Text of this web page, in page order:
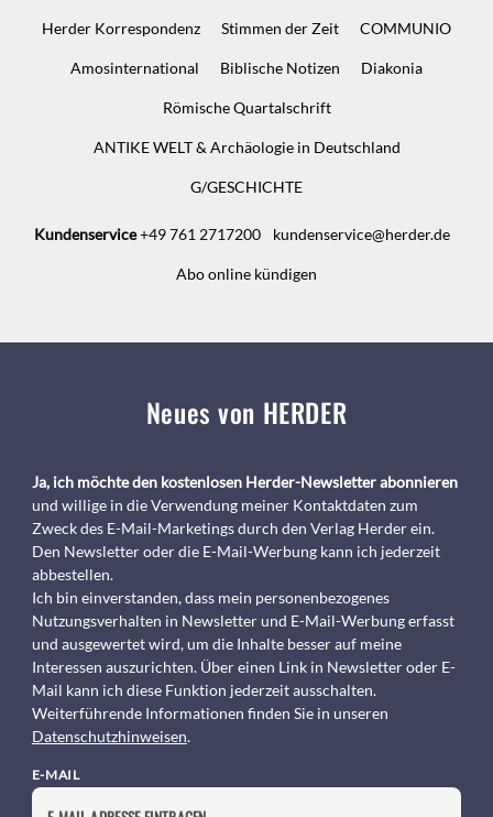
Herder Korrespondenz Stimmen der Zeit COMMUNIO
Amosinternational Biblische Notizen Diakonia
Römische Quartalschrift
ANTIKE WELT & Archäologie in Deutschland
G/GESCHICHTE
Kundenservice+49 761 2717200 kundenservice@herder.de
Abo online kündigen
Neues von HERDER
Ja, ich möchte den kostenlosen Herder-Newsletter abonnieren
und willige in die Verwendung meiner Kontaktdaten zum
Zweck des E-Mail-Marketings durch den Verlag Herder ein.
Den Newsletter oder die E-Mail-Werbung kann ich jederzeit
abbestellen.
Ich bin einverstanden, dass mein personenbezogenes
Nutzungsverhalten in Newsletter und E-Mail-Werbung erfasst
und ausgewertet wird, um die Inhalte besser auf meine
Interessen auszurichten. Über einen Link in Newsletter oder E-
Mail kann ich diese Funktion jederzeit ausschalten.
Weiterführende Informationen finden Sie in unseren
Datenschutzhinweisen.
E-MAIL